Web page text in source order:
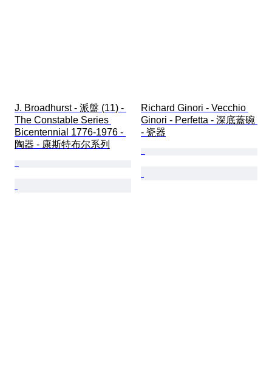
J. Broadhurst - 派盤 (11) -
The Constable Series
Bicentennial 1776-1976 -
陶器 - 康斯特布尔系列
Richard Ginori - Vecchio
Ginori - Perfetta - 深底蓋碗
- 瓷器